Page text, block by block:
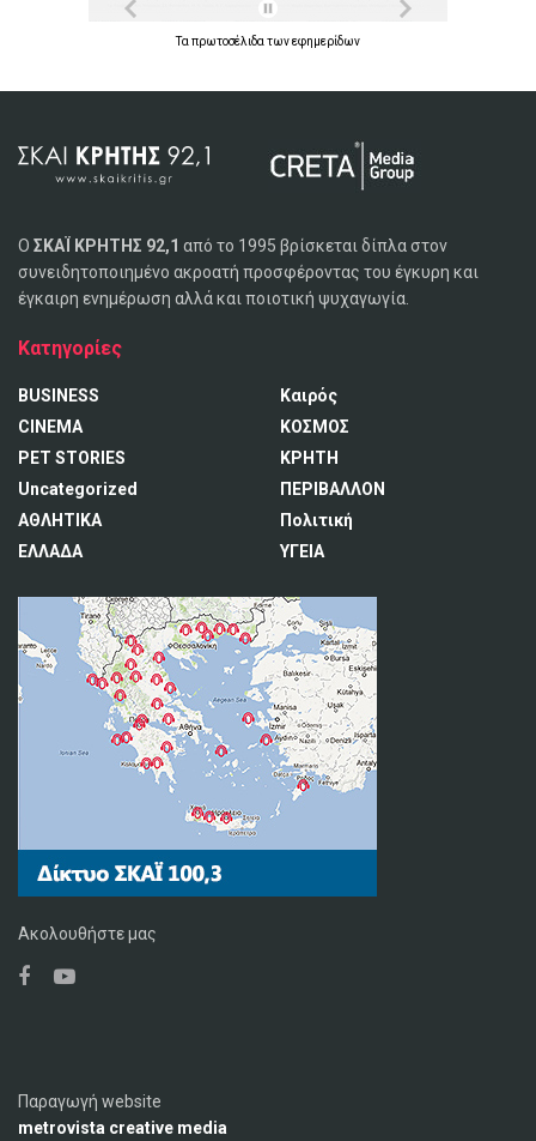
Τα πρωτοσέλιδα τωνεφημερίδων
Ο ΣΚΑΪ ΚΡΗΤΗΣ 92,1 από το 1995 βρίσκεται δίπλα στον
συνειδητοποιημένο ακροατή προσφέροντας του έγκυρη και
έγκαιρη ενημέρωση αλλά και ποιοτική ψυχαγωγία.
Κατηγορίες
BUSINESS
CINEMA
PET STORIES
Uncategorized
ΑΘΛΗΤΙΚΑ
ΕΛΛΑΔΑ
Καιρός
ΚΟΣΜΟΣ
ΚΡΗΤΗ
ΠΕΡΙΒΑΛΛΟΝ
Πολιτική
ΥΓΕΙΑ
Ακολουθήστε μας
Παραγωγή website
metrovista creative media